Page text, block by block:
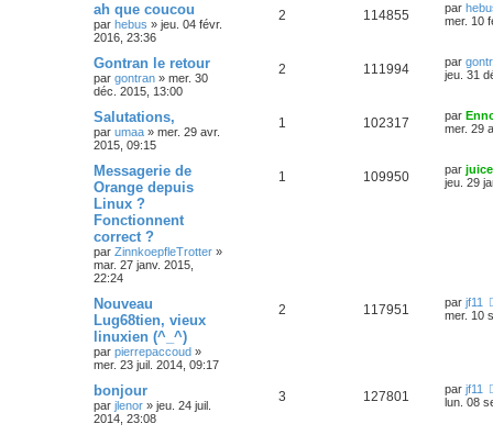
ah que coucou
par hebus » jeu. 04 févr.
2016, 23:36
2 114855 par
mer. 10
Gontran le retour
par gontran » mer. 30
déc. 2015, 13:00
2 111994 par
jeu. 31
Salutations,
par umaa » mer. 29 avr.
2015, 09:15
1 102317 par
mer. 29
Messagerie de
Orange depuis
Linux ?
Fonctionnent
correct ?
par ZinnkoepfleTrotter »
mar. 27 janv. 2015,
22:24
1 109950 par juice
jeu. 29
Nouveau
Lug68tien, vieux
linuxien (^_^)
par pierrepaccoud »
mer. 23 juil. 2014, 09:17
2 117951 par jf11
mer. 10
bonjour
par jlenor » jeu. 24 juil.
2014, 23:08
3 127801 par jf11
lun. 08